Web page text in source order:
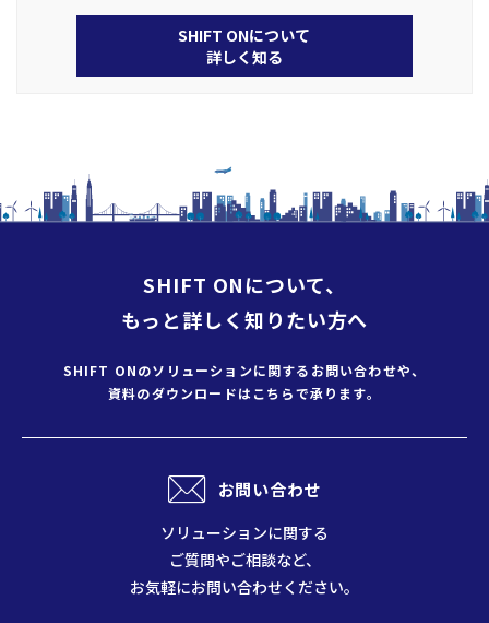
SHIFT ONについて
詳しく知る
SHIFT ONについて、
もっと詳しく知りたい方へ
SHIFT ONのソリューションに関するお問い合わせや、
資料のダウンロードはこちらで承ります。
お問い合わせ
ソリューションに関する
ご質問やご相談など、
お気軽にお問い合わせください。